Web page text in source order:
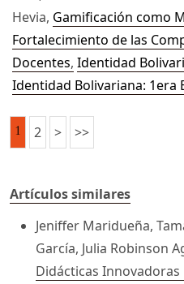
Hevia, Gamificación como
Fortalecimiento de las
Docentes, Identidad
Identidad Bolivariana: 1era
1 2 > >>
Artículos similares
Jeniffer Maridueña,
García, Julia Robinson
Didácticas